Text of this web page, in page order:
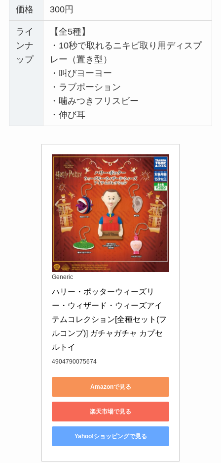
価格 300円
ライ
ンナ
ップ
【全5種】
・10秒で取れるニキビ取り用ディスプ
レー（置き型）
・叫びヨーヨー
・ラブポーション
・噛みつきフリスビー
・伸び耳
Generic
ハリー・ポッターウィーズリ
ー・ウィザード・ウィーズアイ
テムコレクション[全種セット(フ
ルコンプ)] ガチャガチャ カプセ
ルトイ
4904790075674
Amazonで見る
楽天市場で見る
Yahoo!ショッピングで見る